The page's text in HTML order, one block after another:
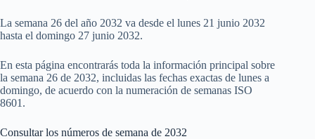
La semana 26 del año 2032 va desde el lunes 21 junio 2032
hasta el domingo 27 junio 2032.
En esta página encontrarás toda la información principal sobre
la semana 26 de 2032, incluidas las fechas exactas de lunes a
domingo, de acuerdo con la numeración de semanas ISO
8601.
Consultar los números de semana de 2032